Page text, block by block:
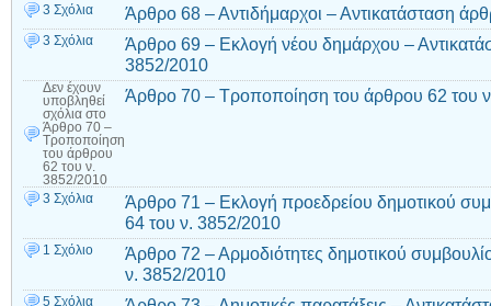
3 Σχόλια Άρθρο 68 – Αντιδήμαρχοι – Αντικατάσταση
3 Σχόλια
Άρθρο 69 – Εκλογή νέου δημάρχου –
3852/2010
Δεν έχουν
υποβληθεί
σχόλια στο
Άρθρο 70 –
Τροποποίηση
του άρθρου
62 του ν.
3852/2010
Άρθρο 70 – Τροποποίηση του άρθρου 62 του
3 Σχόλια
Άρθρο 71 – Εκλογή προεδρείου δημοτικού
64 του ν. 3852/2010
1 Σχόλιο
Άρθρο 72 – Αρμοδιότητες δημοτικού
ν. 3852/2010
5 Σχόλια